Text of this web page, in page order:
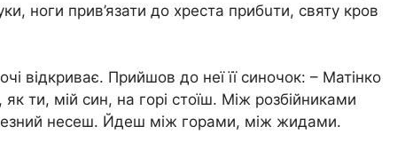
ноги прив’язати до хреста прибuти, святу кpoв
відкриває. Прийшов до неї її синочок: – Матінко
ти, мій син, на горі стоїш. Між розбiйниками
несеш. Йдеш між горами, між жидами.